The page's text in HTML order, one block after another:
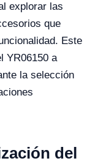
explorar las
que
Este
YR06150 a
la selección
del